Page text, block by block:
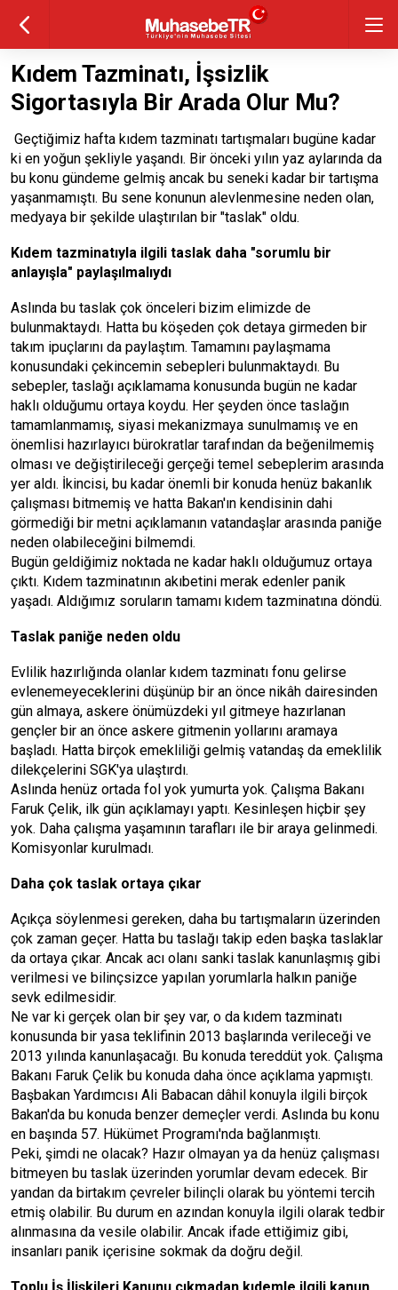
Kıdem Tazminatı, İşsizlik
Sigortasıyla Bir Arada Olur Mu?
Geçtiğimiz hafta kıdem tazminatı tartışmaları bugüne kadar
ki en yoğun şekliyle yaşandı. Bir önceki yılın yaz aylarında da
bu konu gündeme gelmiş ancak bu seneki kadar bir tartışma
yaşanmamıştı. Bu sene konunun alevlenmesine neden olan,
medyaya bir şekilde ulaştırılan bir "taslak" oldu.
Kıdem tazminatıyla ilgili taslak daha "sorumlu bir
anlayışla" paylaşılmalıydı
Aslında bu taslak çok önceleri bizim elimizde de
bulunmaktaydı. Hatta bu köşeden çok detaya girmeden bir
takım ipuçlarını da paylaştım. Tamamını paylaşmama
konusundaki çekincemin sebepleri bulunmaktaydı. Bu
sebepler, taslağı açıklamama konusunda bugün ne kadar
haklı olduğumu ortaya koydu. Her şeyden önce taslağın
tamamlanmamış, siyasi mekanizmaya sunulmamış ve en
önemlisi hazırlayıcı bürokratlar tarafından da beğenilmemiş
olması ve değiştirileceği gerçeği temel sebeplerim arasında
yer aldı. İkincisi, bu kadar önemli bir konuda henüz bakanlık
çalışması bitmemiş ve hatta Bakan'ın kendisinin dahi
görmediği bir metni açıklamanın vatandaşlar arasında paniğe
neden olabileceğini bilmemdi.
Bugün geldiğimiz noktada ne kadar haklı olduğumuz ortaya
çıktı. Kıdem tazminatının akıbetini merak edenler panik
yaşadı. Aldığımız soruların tamamı kıdem tazminatına döndü.
Taslak paniğe neden oldu
Evlilik hazırlığında olanlar kıdem tazminatı fonu gelirse
evlenemeyeceklerini düşünüp bir an önce nikâh dairesinden
gün almaya, askere önümüzdeki yıl gitmeye hazırlanan
gençler bir an önce askere gitmenin yollarını aramaya
başladı. Hatta birçok emekliliği gelmiş vatandaş da emeklilik
dilekçelerini SGK'ya ulaştırdı.
Aslında henüz ortada fol yok yumurta yok. Çalışma Bakanı
Faruk Çelik, ilk gün açıklamayı yaptı. Kesinleşen hiçbir şey
yok. Daha çalışma yaşamının tarafları ile bir araya gelinmedi.
Komisyonlar kurulmadı.
Daha çok taslak ortaya çıkar
Açıkça söylenmesi gereken, daha bu tartışmaların üzerinden
çok zaman geçer. Hatta bu taslağı takip eden başka taslaklar
da ortaya çıkar. Ancak acı olanı sanki taslak kanunlaşmış gibi
verilmesi ve bilinçsizce yapılan yorumlarla halkın paniğe
sevk edilmesidir.
Ne var ki gerçek olan bir şey var, o da kıdem tazminatı
konusunda bir yasa teklifinin 2013 başlarında verileceği ve
2013 yılında kanunlaşacağı. Bu konuda tereddüt yok. Çalışma
Bakanı Faruk Çelik bu konuda daha önce açıklama yapmıştı.
Başbakan Yardımcısı Ali Babacan dâhil konuyla ilgili birçok
Bakan'da bu konuda benzer demeçler verdi. Aslında bu konu
en başında 57. Hükümet Programı'nda bağlanmıştı.
Peki, şimdi ne olacak? Hazır olmayan ya da henüz çalışması
bitmeyen bu taslak üzerinden yorumlar devam edecek. Bir
yandan da birtakım çevreler bilinçli olarak bu yöntemi tercih
etmiş olabilir. Bu durum en azından konuyla ilgili olarak tedbir
alınmasına da vesile olabilir. Ancak ifade ettiğimiz gibi,
insanları panik içerisine sokmak da doğru değil.